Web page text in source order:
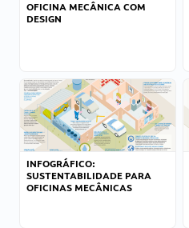
OFICINA MECÂNICA COM
DESIGN
INFOGRÁFICO:
SUSTENTABILIDADE PARA
OFICINAS MECÂNICAS